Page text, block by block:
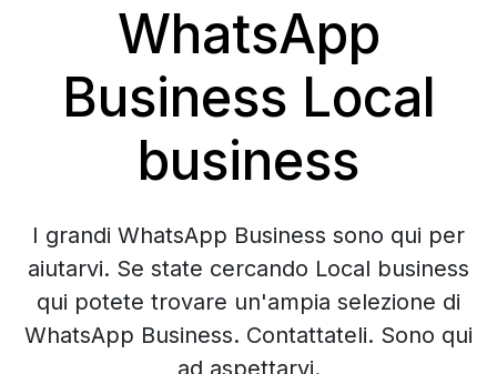
WhatsApp
Business Local
business
I grandi WhatsApp Business sono qui per
aiutarvi. Se state cercando Local business
qui potete trovare un'ampia selezione di
WhatsApp Business. Contattateli. Sono qui
ad aspettarvi.